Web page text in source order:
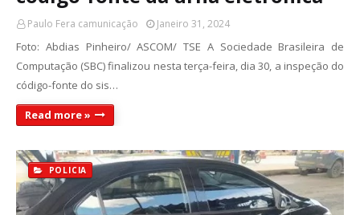
Paulo Fera camunicação Janeiro 31, 2024
Foto: Abdias Pinheiro/ ASCOM/ TSE A Sociedade Brasileira de
Computação (SBC) finalizou nesta terça-feira, dia 30, a inspeção do
código-fonte do sis…
Read more »
POLICIA